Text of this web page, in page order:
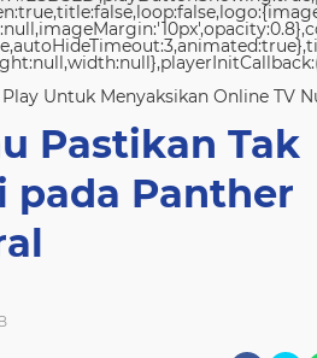
Untuk Menyaksikan Online TV
Pastikan Tak
pada Panther